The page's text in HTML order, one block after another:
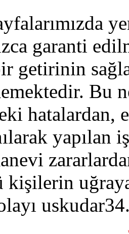
garanti
getirinin
Bu
hatalardan,
yapılan
kişilerin